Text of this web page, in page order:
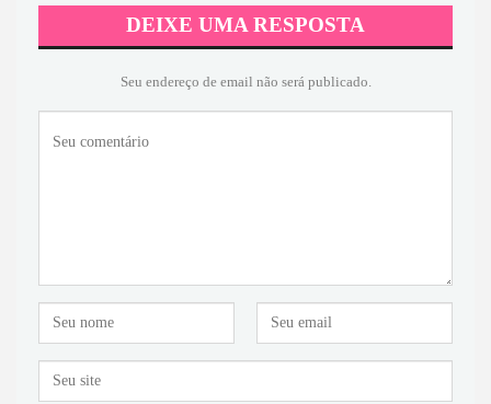
DEIXE UMA RESPOSTA
Seu endereço de email não será publicado.